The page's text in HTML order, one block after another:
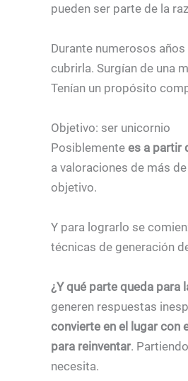
pueden ser parte de la
Durante numerosos
cubrirla. Surgían de una
Tenían un propósito
Objetivo: ser unicornio
Posiblemente es a partir
a valoraciones de más
objetivo.
Y para lograrlo se
técnicas de generación
¿Y qué parte queda para
generen respuestas
convierte en el lugar con
para reinventar.
necesita.